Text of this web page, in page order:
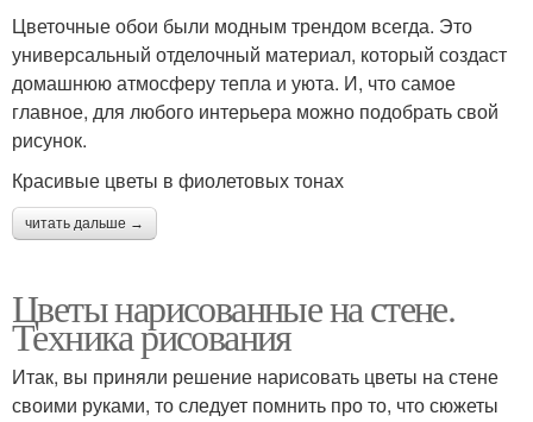
Цветочные обои были модным трендом всегда. Это
универсальный отделочный материал, который создаст
домашнюю атмосферу тепла и уюта. И, что самое
главное, для любого интерьера можно подобрать свой
рисунок.
Красивые цветы в фиолетовых тонах
читать дальше →
Цветы нарисованные на стене.
Техника рисования
Итак, вы приняли решение нарисовать цветы на стене
своими руками, то следует помнить про то, что сюжеты